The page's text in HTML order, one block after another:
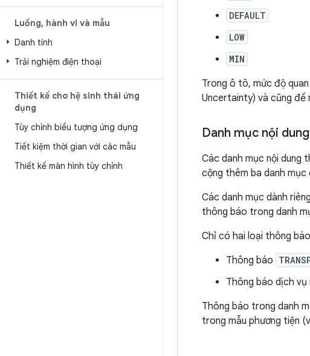
Luồng, hành vi và mẫu
Danh tính
Trải nghiệm điện thoại
Thiết kế cho hệ sinh thái ứng
dụng
Tùy chỉnh biểu tượng ứng dụng
Tiết kiệm thời gian với các mẫu
Thiết kế màn hình tùy chỉnh
DEFAULT
LOW
MIN
Trong ô tô, mức độ
Uncertainty) và cũng để
Danh mục nội dung
Các danh mục nội
cộng thêm ba danh
Các danh mục dành
thông báo trong danh
Chỉ có hai loại thông
Thông báo
Thông báo dịch vụ
Thông báo trong danh
trong mẫu phương tiện